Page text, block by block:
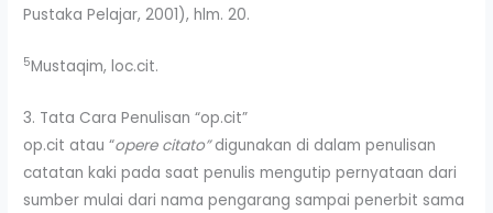
Pustaka Pelajar, 2001), hlm. 20.
5Mustaqim, loc.cit.
3. Tata Cara Penulisan “op.cit”
op.cit atau “opere citato”digunakan di dalam penulisan
catatan kaki pada saat penulis mengutip pernyataan dari
sumber mulai dari nama pengarang sampai penerbit sama